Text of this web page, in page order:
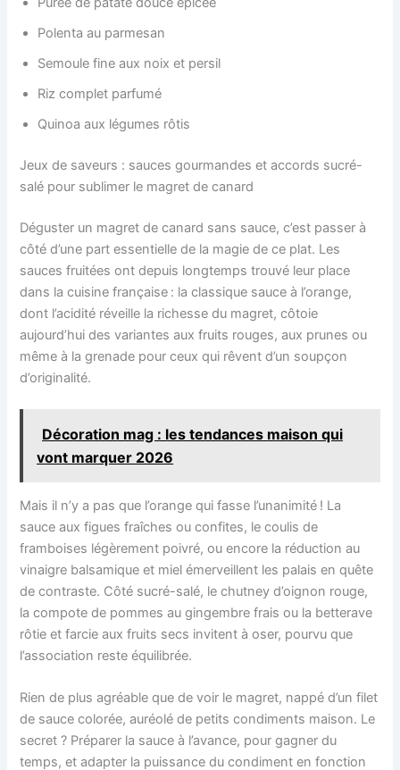
Polenta au parmesan
Semoule fine aux noix et persil
Riz complet parfumé
Quinoa aux légumes rôtis
Jeux de saveurs : sauces gourmandes et accords sucré-
salé pour sublimer le magret de canard
Déguster un magret de canard sans sauce, c’est passer à
côté d’une part essentielle de la magie de ce plat. Les
sauces fruitées ont depuis longtemps trouvé leur place
dans la cuisine française : la classique sauce à l’orange,
dont l’acidité réveille la richesse du magret, côtoie
aujourd’hui des variantes aux fruits rouges, aux prunes ou
même à la grenade pour ceux qui rêvent d’un soupçon
d’originalité.
Décoration mag : les tendances maison qui
vont marquer 2026
Mais il n’y a pas que l’orange qui fasse l’unanimité ! La
sauce aux figues fraîches ou confites, le coulis de
framboises légèrement poivré, ou encore la réduction au
vinaigre balsamique et miel émerveillent les palais en quête
de contraste. Côté sucré-salé, le chutney d’oignon rouge,
la compote de pommes au gingembre frais ou la betterave
rôtie et farcie aux fruits secs invitent à oser, pourvu que
l’association reste équilibrée.
Rien de plus agréable que de voir le magret, nappé d’un filet
de sauce colorée, auréolé de petits condiments maison. Le
secret ? Préparer la sauce à l’avance, pour gagner du
temps, et adapter la puissance du condiment en fonction